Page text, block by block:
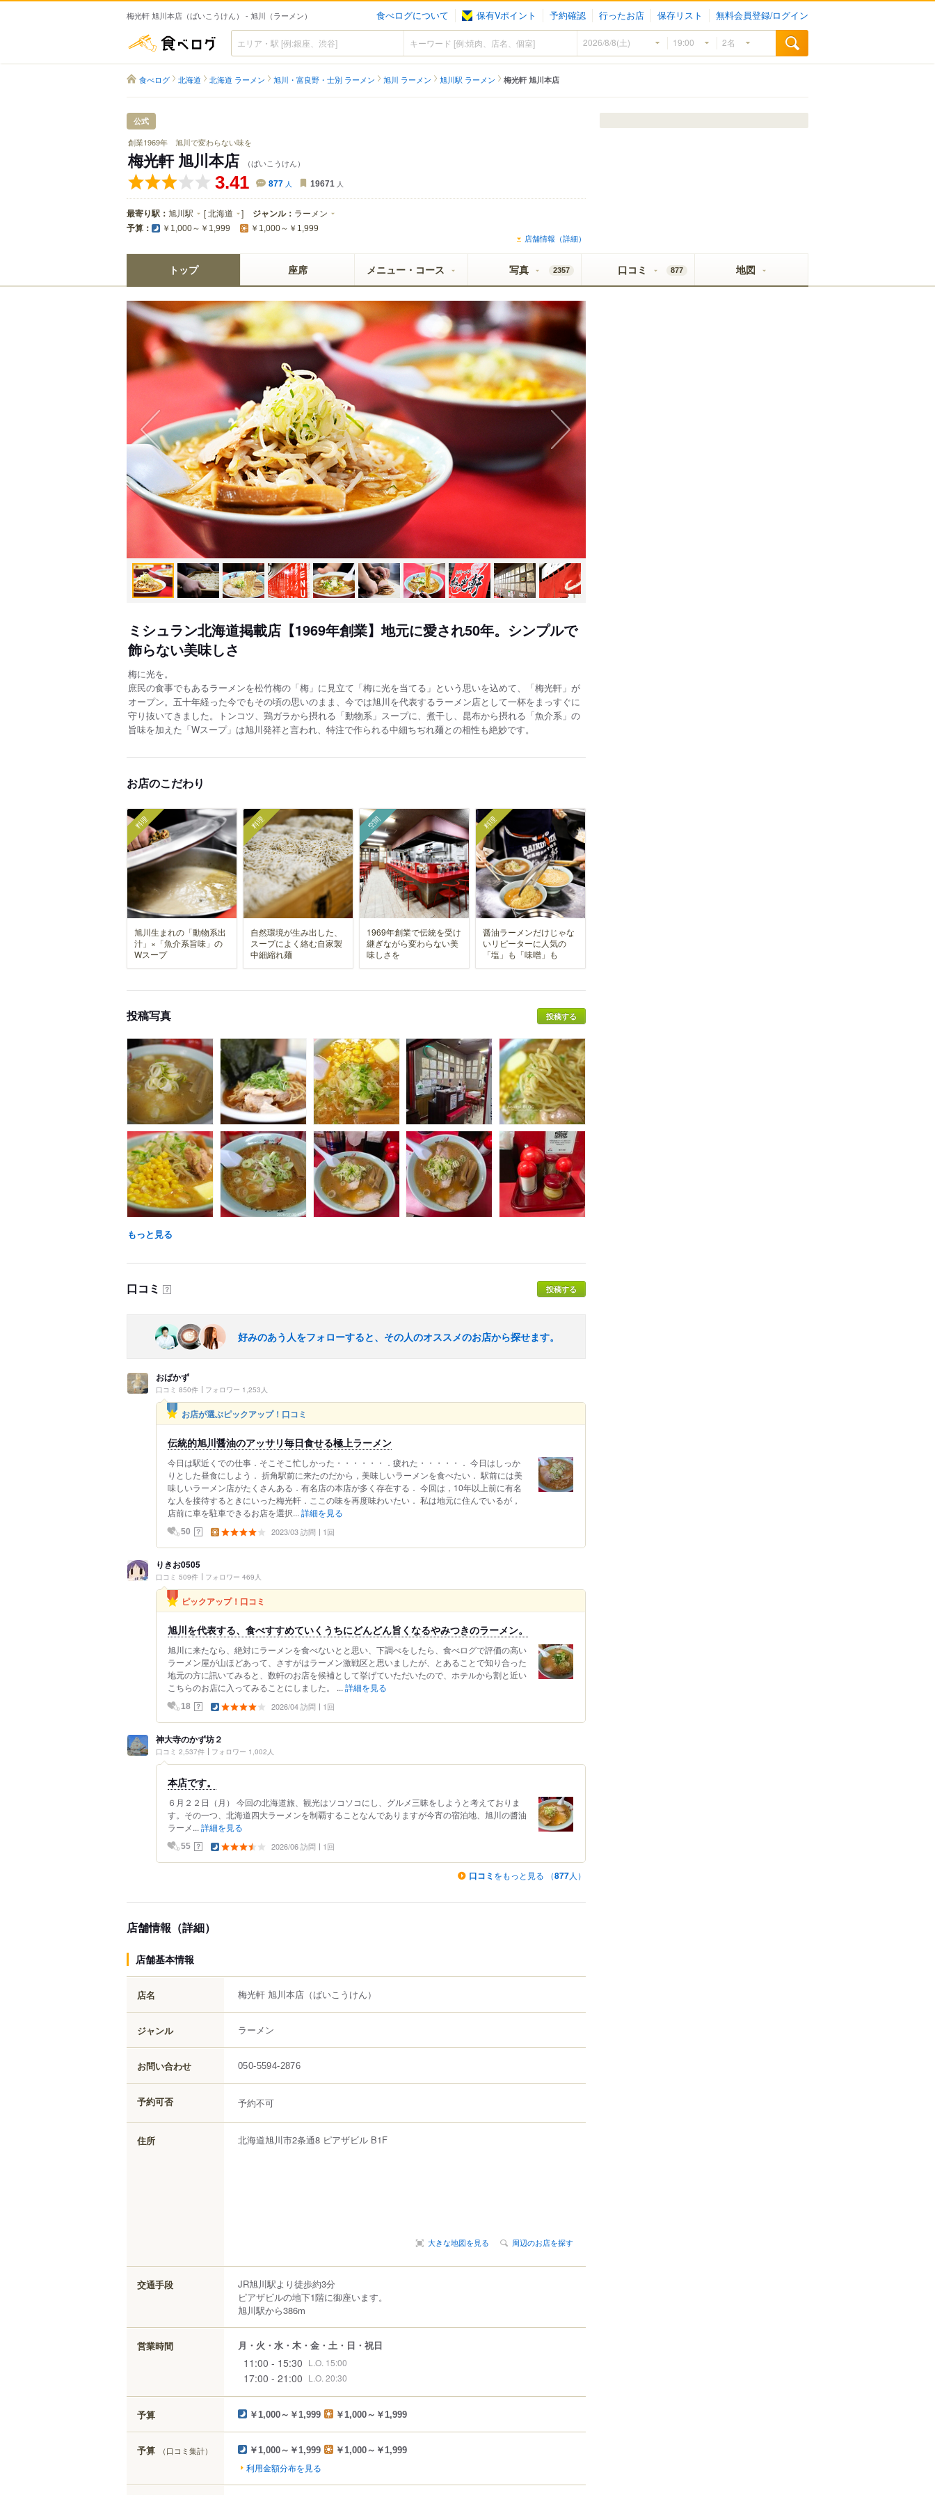
梅光軒 旭川本店（ばいこうけん） - 旭川（ラーメン） 食べログについて 保有Vポイント 予約確認 行ったお店 保存リスト 無料会員登録/ログイン
食べログ
食べログ 北海道 北海道 ラーメン 旭川・富良野・士別 ラーメン 旭川 ラーメン 旭川駅 ラーメン 梅光軒 旭川本店
公式
創業1969年 旭川で変わらない味を
梅光軒 旭川本店 （ばいこうけん）
3.41 877 人 19671 人
最寄り駅： 旭川駅 [北海道 ] ジャンル： ラーメン
予算： ￥1,000～￥1,999 ￥1,000～￥1,999
店舗情報（詳細）
トップ 座席 メニュー・コース 写真 2357 口コミ 877 地図
ミシュラン北海道掲載店【1969年創業】地元に愛され50年。シンプルで
飾らない美味しさ
梅に光を。
庶民の食事でもあるラーメンを松竹梅の「梅」に見立て「梅に光を当てる」という思いを込めて、「梅光軒」が
オープン。五十年経った今でもその頃の思いのまま、今では旭川を代表するラーメン店として一杯をまっすぐに
守り抜いてきました。トンコツ、鶏ガラから摂れる「動物系」スープに、煮干し、昆布から摂れる「魚介系」の
旨味を加えた「Wスープ」は旭川発祥と言われ、特注で作られる中細ちぢれ麺との相性も絶妙です。
お店のこだわり
料理
旭川生まれの「動物系出
汁」×「魚介系旨味」の
Wスープ
料理
自然環境が生み出した、
スープによく絡む自家製
中細縮れ麺
空間
1969年創業で伝統を受け
継ぎながら変わらない美
味しさを
料理
醤油ラーメンだけじゃな
いリピーターに人気の
「塩」も「味噌」も
投稿写真 投稿する
もっと見る
口コミ ？ 投稿する
好みのあう人をフォローすると、その人のオススメのお店から探せます。
おばかず
口コミ 850件 フォロワー 1,253人
お店が選ぶピックアップ！口コミ
伝統的旭川醤油のアッサリ毎日食せる極上ラーメン
今日は駅近くでの仕事．そこそこ忙しかった・・・・・・．疲れた・・・・・． 今日はしっか
りとした昼食にしよう． 折角駅前に来たのだから，美味しいラーメンを食べたい． 駅前には美
味しいラーメン店がたくさんある．有名店の本店が多く存在する． 今回は，10年以上前に有名
な人を接待するときにいった梅光軒．ここの味を再度味わいたい． 私は地元に住んでいるが，
店前に車を駐車できるお店を選択... 詳細を見る
50 ？ 2023/03 訪問 1回
りきお0505
口コミ 509件 フォロワー 469人
ピックアップ！口コミ
旭川を代表する、食べすすめていくうちにどんどん旨くなるやみつきのラーメン。
旭川に来たなら、絶対にラーメンを食べないとと思い、下調べをしたら、食べログで評価の高い
ラーメン屋が山ほどあって、さすがはラーメン激戦区と思いましたが、とあることで知り合った
地元の方に訊いてみると、数軒のお店を候補として挙げていただいたので、ホテルから割と近い
こちらのお店に入ってみることにしました。 ... 詳細を見る
18 ？ 2026/04 訪問 1回
神大寺のかず坊２
口コミ 2,537件 フォロワー 1,002人
本店です。
６月２２日（月） 今回の北海道旅、観光はソコソコにし、グルメ三昧をしようと考えておりま
す。その一つ、北海道四大ラーメンを制覇することなんでありますが今宵の宿泊地、旭川の醬油
ラーメ... 詳細を見る
55 ？ 2026/06 訪問 1回
口コミ をもっと見る （877人）
店舗情報（詳細）
店舗基本情報
店名 梅光軒 旭川本店 （ばいこうけん）
ジャンル ラーメン
お問い合わせ 050-5594-2876
予約可否 予約不可
住所 北海道旭川市2条通8 ピアザビル B1F
大きな地図を見る 周辺のお店を探す
交通手段
JR旭川駅より徒歩約3分
ピアザビルの地下1階に御座います。
旭川駅から386m
営業時間 月・火・水・木・金・土・日・祝日
11:00 - 15:30 L.O. 15:00
17:00 - 21:00 L.O. 20:30
予算 ￥1,000～￥1,999 ￥1,000～￥1,999
予算 （口コミ集計） ￥1,000～￥1,999 ￥1,000～￥1,999
利用金額分布を見る